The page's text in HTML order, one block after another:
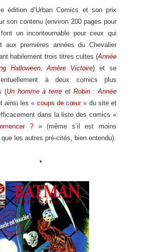
édition d’Urban Comics et son prix
son contenu (environ 200 pages pour
un incontournable pour ceux qui
aux premières années du Chevalier
habilement trois titres cultes (Année
Halloween,Amère Victoire) et se
à deux comics plus
(Un homme à terre et Robin : Année
ainsi les « coups de cœur» du site et
dans la liste des comics «
?» (même s’il est moins
les autres pré-cités, bien entendu).
•